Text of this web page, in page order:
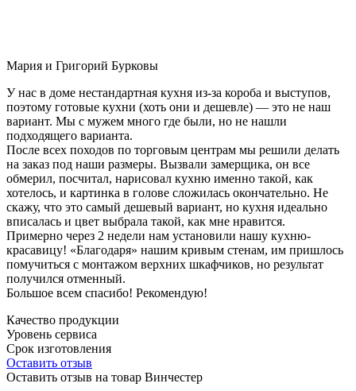
Мария и Григорий Бурковы
У нас в доме нестандартная кухня из-за короба и выступов,
поэтому готовые кухни (хоть они и дешевле) — это не наш
вариант. Мы с мужем много где были, но не нашли
подходящего варианта.
После всех походов по торговым центрам мы решили делать
на заказ под наши размеры. Вызвали замерщика, он все
обмерил, посчитал, нарисовал кухню именно такой, как
хотелось, и картинка в голове сложилась окончательно. Не
скажу, что это самый дешевый вариант, но кухня идеально
вписалась и цвет выбрала такой, как мне нравится.
Примерно через 2 недели нам установили нашу кухню-
красавицу! «Благодаря» нашим кривым стенам, им пришлось
помучиться с монтажом верхних шкафчиков, но результат
получился отменный.
Большое всем спасибо! Рекомендую!
Качество продукции
Уровень сервиса
Срок изготовления
Оставить отзыв
Оставить отзыв на товар Винчестер